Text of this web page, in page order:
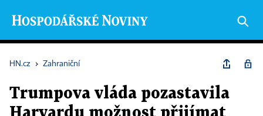
HN.cz › Zahraniční
Trumpova vláda pozastavila